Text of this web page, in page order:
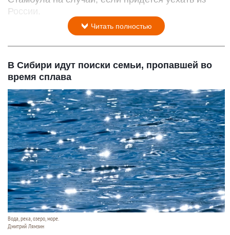
России.
Читать полностью
В Сибири идут поиски семьи, пропавшей во
время сплава
Вода, река, озеро, море.
Дмитрий Лямзин